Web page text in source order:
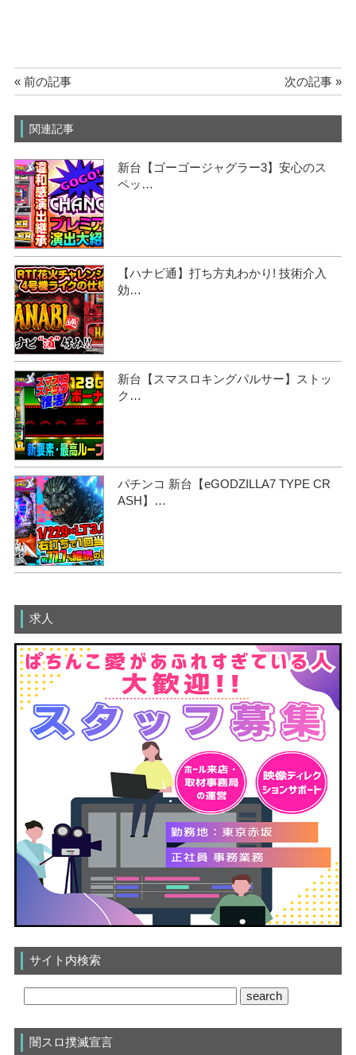
« 前の記事 次の記事 »
関連記事
新台【ゴーゴージャグラー3】安心のス
ペッ…
【ハナビ通】打ち方丸わかり! 技術介入
効…
新台【スマスロキングパルサー】ストッ
ク…
パチンコ 新台【eGODZILLA7 TYPE CR
ASH】…
求人
サイト内検索
闇スロ撲滅宣言